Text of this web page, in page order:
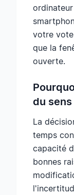
votre
que la
ouverte.
du sens
La
temps
capacité
bonnes